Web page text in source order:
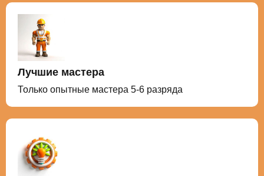
Лучшие мастера
Только опытные мастера 5-6 разряда